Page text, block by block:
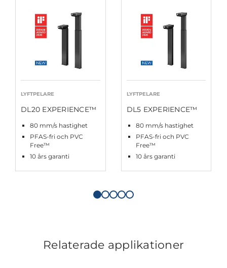
LYFTPELARE
DL20 EXPERIENCE™
80 mm/s hastighet
PFAS-fri och PVC
Free™
10 års garanti
LYFTPELARE
DL5 EXPERIENCE™
80 mm/s hastighet
PFAS-fri och PVC
Free™
10 års garanti
Relaterade applikationer